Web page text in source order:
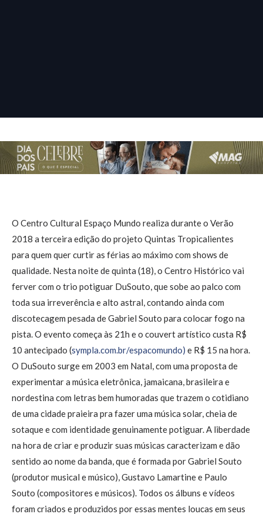
O Centro Cultural Espaço Mundo realiza durante o Verão
2018 a terceira edição do projeto Quintas Tropicalientes
para quem quer curtir as férias ao máximo com shows de
qualidade. Nesta noite de quinta (18), o Centro Histórico vai
ferver com o trio potiguar DuSouto, que sobe ao palco com
toda sua irreverência e alto astral, contando ainda com
discotecagem pesada de Gabriel Souto para colocar fogo na
pista. O evento começa às 21h e o couvert artístico custa R$
10 antecipado (sympla.com.br/espacomundo) e R$ 15 na hora.
O DuSouto surge em 2003 em Natal, com uma proposta de
experimentar a música eletrônica, jamaicana, brasileira e
nordestina com letras bem humoradas que trazem o cotidiano
de uma cidade praieira pra fazer uma música solar, cheia de
sotaque e com identidade genuinamente potiguar. A liberdade
na hora de criar e produzir suas músicas caracterizam e dão
sentido ao nome da banda, que é formada por Gabriel Souto
(produtor musical e músico), Gustavo Lamartine e Paulo
Souto (compositores e músicos). Todos os álbuns e vídeos
foram criados e produzidos por essas mentes loucas em seus